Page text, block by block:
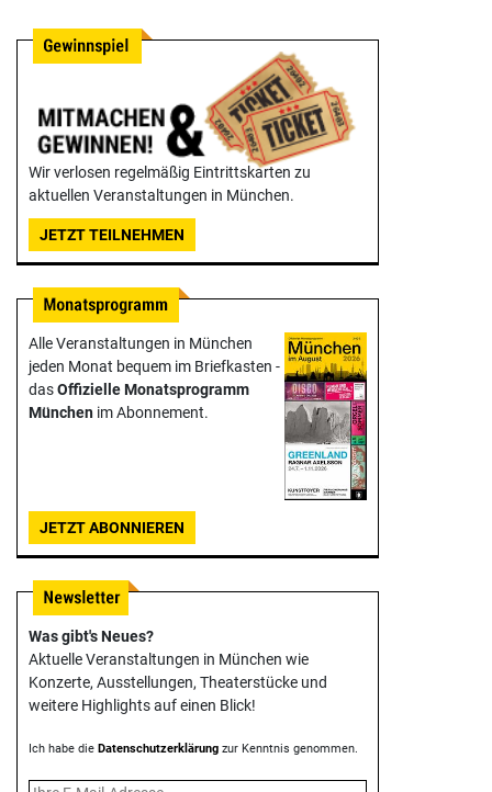
Wir verlosen regelmäßig Eintrittskarten zu
aktuellen Veranstaltungen in München.
JETZT TEILNEHMEN
Alle Veranstaltungen in München
jeden Monat bequem im Briefkasten -
dasOffizielle Monats­programm
München im Abonnement.
JETZT ABONNIEREN
Was gibt's Neues?
Aktuelle Veranstaltungen in München wie
Konzerte, Ausstellungen, Theater­stücke und
weitere Highlights auf einen Blick!
Ich habe die Datenschutzerklärung zur Kenntnis genommen.